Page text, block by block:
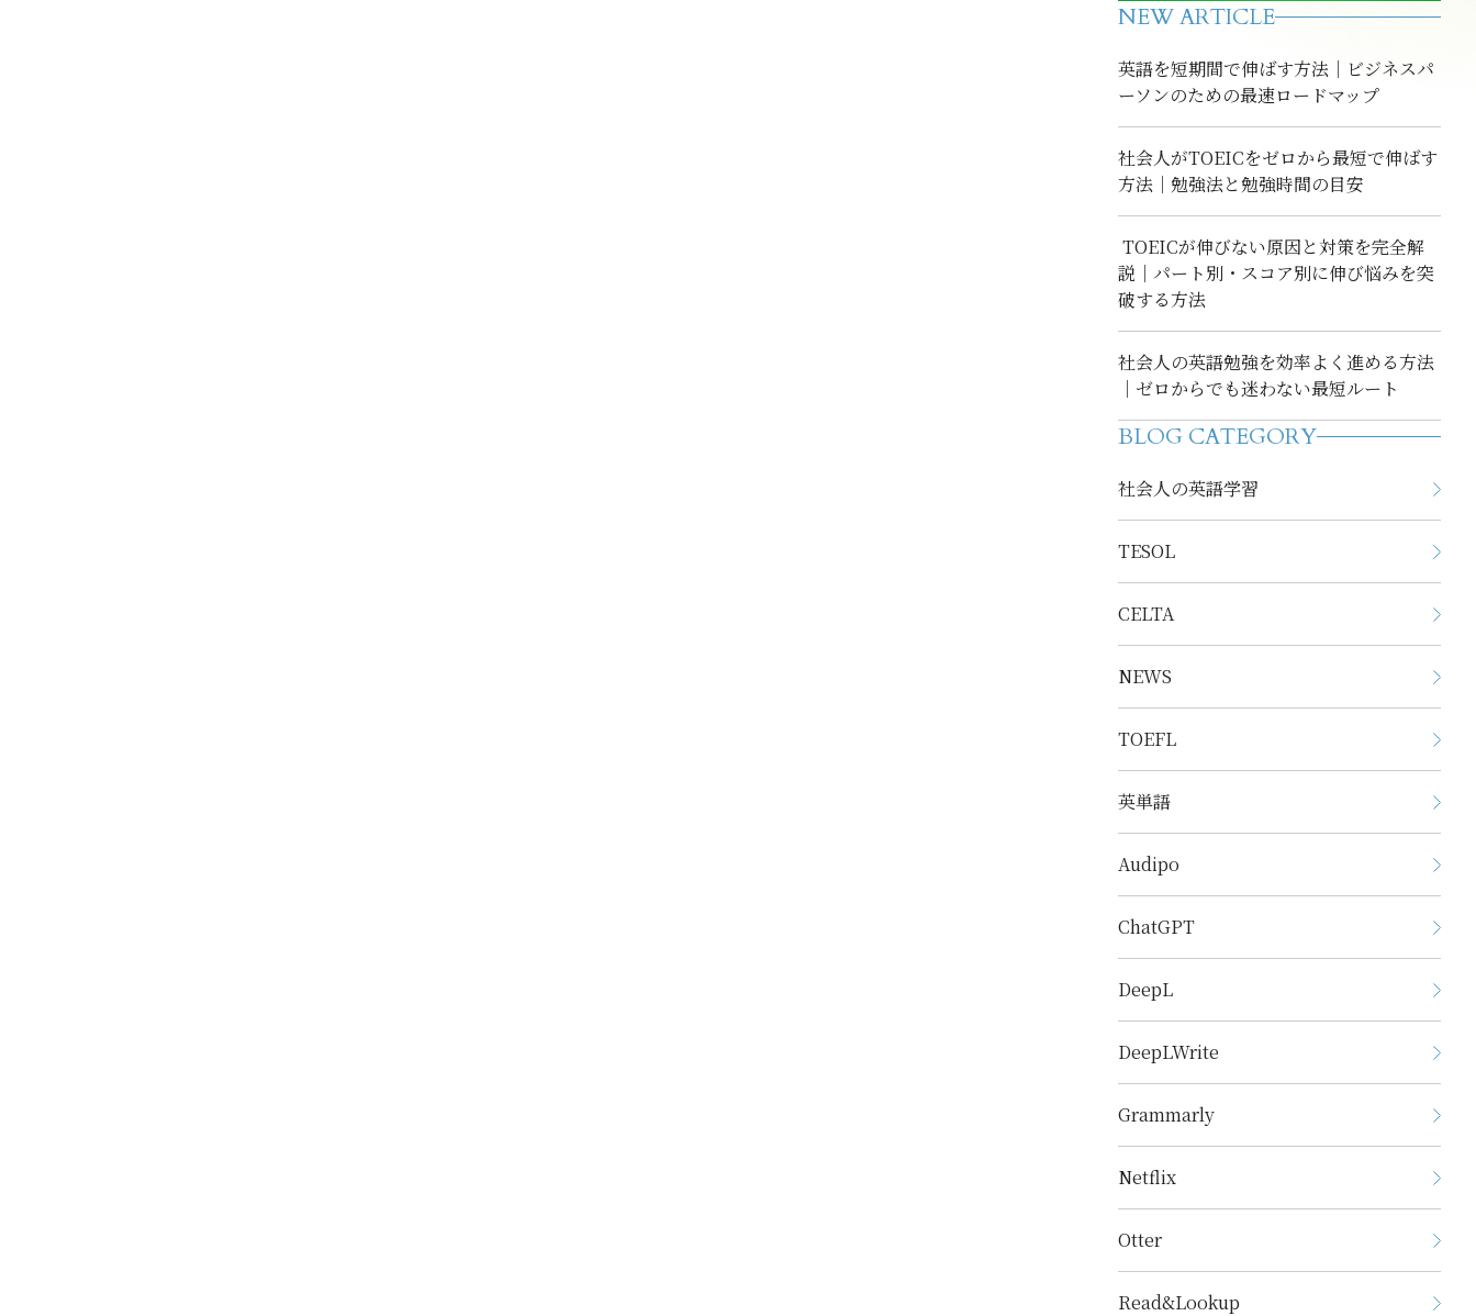
NEW ARTICLE
英語を短期間で伸ばす方法｜ビジネスパ
ーソンのための最速ロードマップ
社会人がTOEICをゼロから最短で伸ばす
方法｜勉強法と勉強時間の目安
TOEICが伸びない原因と対策を完全解
説｜パート別・スコア別に伸び悩みを突
破する方法
社会人の英語勉強を効率よく進める方法
｜ゼロからでも迷わない最短ルート
BLOG CATEGORY
社会人の英語学習
TESOL
CELTA
NEWS
TOEFL
英単語
Audipo
ChatGPT
DeepL
DeepLWrite
Grammarly
Netflix
Otter
Read&Lookup